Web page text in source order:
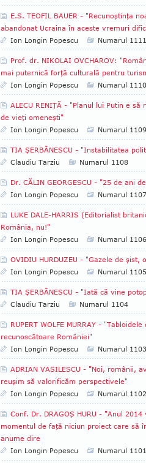
E.S. TEOFIL BAUER - "Recunoştinţa
abandonat Ucraina în aceste vremuri
Ion Longin Popescu
Numarul 1111
Prof. dr. NIKOLAI OVCHAROV:
mai puternică forţă culturală pentru
Ion Longin Popescu
Numarul 1110
ALECU RENIŢĂ - "Planul lui Putin e
de vieţi omeneşti"
Ion Longin Popescu
Numarul 1109
TIA ŞERBĂNESCU - "Instabilitatea
Claudiu Tarziu
Numarul 1108
Dr. CĂLIN GEORGESCU - "25 de ani
Ion Longin Popescu
Numarul 1107
LUKE DALE-HARRIS (Editorialist
România, nu!"
Ion Longin Popescu
Numarul 1106
OVIDIU HURDUZEU - "Gazele de
Ion Longin Popescu
Numarul 1105
TIA ŞERBĂNESCU - "Iată că vine
Claudiu Tarziu
Numarul 1104
RUPERT WOLFE MURRAY -
recunoscătoare României"
Ion Longin Popescu
Numarul 1103
ADRIAN VASILESCU - "Noi, românii,
reuşim să valorificăm perspectivele"
Ion Longin Popescu
Numarul 1102
Conf. Dr. DRAGOŞ HURU - "Anul
momentul de faţă niciun proiect care să
anume dire
Ion Longin Popescu
Numarul 1101